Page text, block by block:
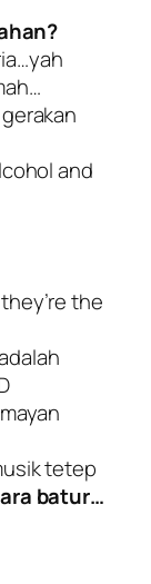
and
the
tetep
batur…